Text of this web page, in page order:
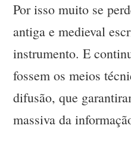
Por isso muito se
antiga e medieval
instrumento. E
fossem os meios
difusão, que
massiva da